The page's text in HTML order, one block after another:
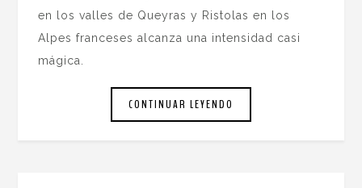
en los valles de Queyras y Ristolas en los
Alpes franceses alcanza una intensidad casi
mágica.
CONTINUAR LEYENDO